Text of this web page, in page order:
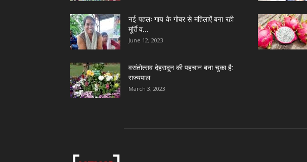
नई पहलः गाय के गोबर से महिलाऐं बना रही
मूर्ति व...
June 12, 2023
वसंतोत्सव देहरादून की पहचान बना चुका है:
राज्यपाल
March 3, 2023